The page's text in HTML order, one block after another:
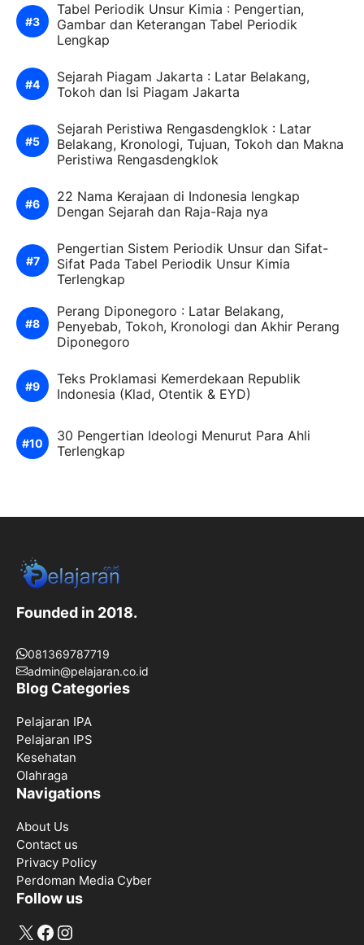
Tabel Periodik Unsur Kimia : Pengertian,
Gambar dan Keterangan Tabel Periodik
Lengkap
Sejarah Piagam Jakarta : Latar Belakang,
Tokoh dan Isi Piagam Jakarta
Sejarah Peristiwa Rengasdengklok : Latar
Belakang, Kronologi, Tujuan, Tokoh dan Makna
Peristiwa Rengasdengklok
22 Nama Kerajaan di Indonesia lengkap
Dengan Sejarah dan Raja-Raja nya
Pengertian Sistem Periodik Unsur dan Sifat-
Sifat Pada Tabel Periodik Unsur Kimia
Terlengkap
Perang Diponegoro : Latar Belakang,
Penyebab, Tokoh, Kronologi dan Akhir Perang
Diponegoro
Teks Proklamasi Kemerdekaan Republik
Indonesia (Klad, Otentik & EYD)
30 Pengertian Ideologi Menurut Para Ahli
Terlengkap
Founded in 2018.
081369787719
admin@pelajaran.co.id
Blog Categories
Pelajaran IPA
Pelajaran IPS
Kesehatan
Olahraga
Navigations
About Us
Contact us
Privacy Policy
Perdoman Media Cyber
Follow us
X Facebook
Instagram